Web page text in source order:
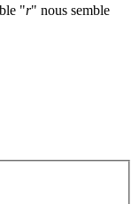
"r" nous semble